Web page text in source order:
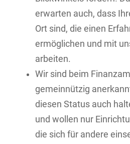
erwarten auch, dass
Ort sind, die einen
ermöglichen und mit
arbeiten.
Wir sind beim
gemeinnützig
diesen Status auch
und wollen nur
die sich für andere